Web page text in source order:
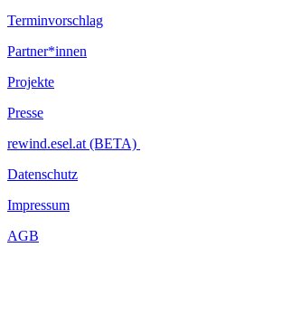
Terminvorschlag
Partner*innen
Projekte
Presse
rewind.esel.at (BETA)
Datenschutz
Impressum
AGB